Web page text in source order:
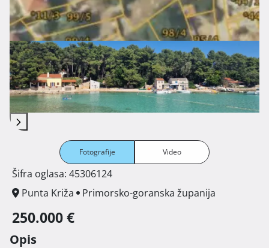
Fotografije Video
Šifra oglasa: 45306124
Punta Križa
Primorsko-goranska županija
250.000 €
Opis